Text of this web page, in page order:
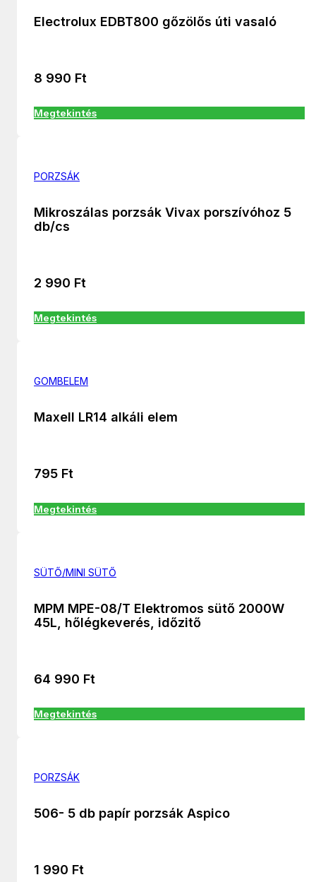
Electrolux EDBT800 gőzölős úti vasaló
8 990 Ft
Megtekintés
PORZSÁK
Mikroszálas porzsák Vivax porszívóhoz 5
db/cs
2 990 Ft
Megtekintés
GOMBELEM
Maxell LR14 alkáli elem
795 Ft
Megtekintés
SÜTŐ/MINI SÜTŐ
MPM MPE-08/T Elektromos sütő 2000W
45L, hőlégkeverés, időzitő
64 990 Ft
Megtekintés
PORZSÁK
506- 5 db papír porzsák Aspico
1 990 Ft